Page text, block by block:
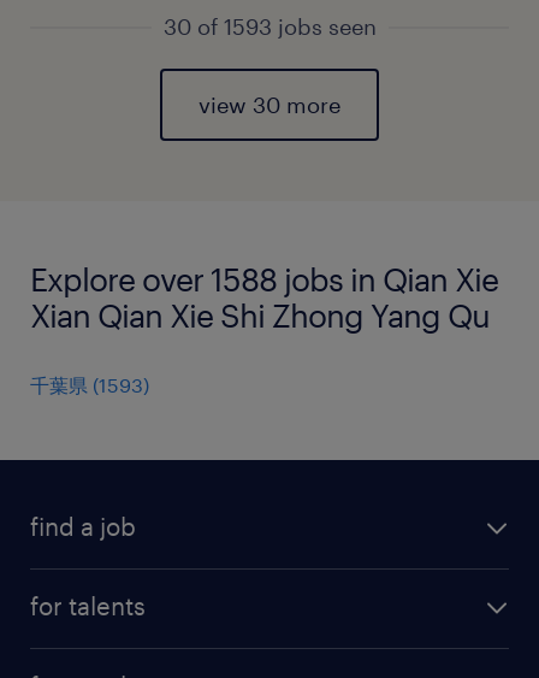
30 of 1593 jobs seen
view 30 more
Explore over 1588 jobs in Qian Xie
Xian Qian Xie Shi Zhong Yang Qu
千葉県 (1593)
find a job
for talents